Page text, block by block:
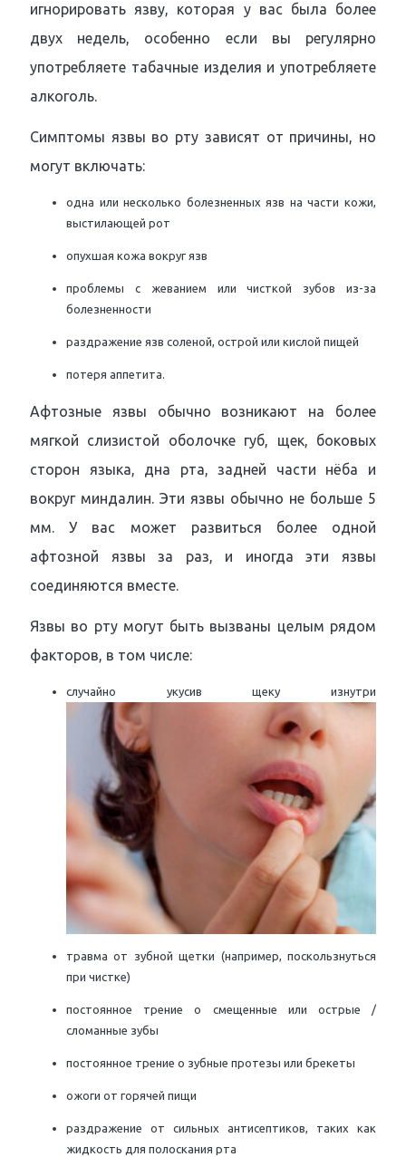
игнорировать язву, которая у вас была более
двух недель, особенно если вы регулярно
употребляете табачные изделия и употребляете
алкоголь.
Симптомы язвы во рту зависят от причины, но
могут включать:
одна или несколько болезненных язв на части кожи,
выстилающей рот
опухшая кожа вокруг язв
проблемы с жеванием или чисткой зубов из-за
болезненности
раздражение язв соленой, острой или кислой пищей
потеря аппетита.
Афтозные язвы обычно возникают на более
мягкой слизистой оболочке губ, щек, боковых
сторон языка, дна рта, задней части нёба и
вокруг миндалин. Эти язвы обычно не больше 5
мм. У вас может развиться более одной
афтозной язвы за раз, и иногда эти язвы
соединяются вместе.
Язвы во рту могут быть вызваны целым рядом
факторов, в том числе:
случайно укусив щеку изнутри
травма от зубной щетки (например, поскользнуться
при чистке)
постоянное трение о смещенные или острые /
сломанные зубы
постоянное трение о зубные протезы или брекеты
ожоги от горячей пищи
раздражение от сильных антисептиков, таких как
жидкость для полоскания рта